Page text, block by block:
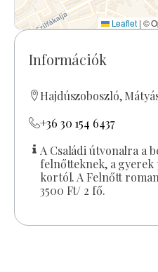
Leaflet | ©
Információk
Hajdúszoboszló,
+36 30 154 6437
A Családi útvonalra a
felnőtteknek, a gyerek
kortól. A Felnőtt
3500 Ft/ 2 fő.